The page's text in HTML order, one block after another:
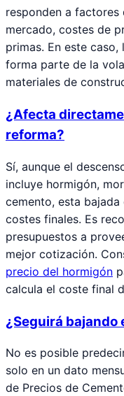
responden a
mercado, costes de
primas. En este caso,
forma parte de la
materiales de
¿Afecta
reforma?
Sí, aunque el
incluye hormigón,
cemento, esta
costes finales. Es
presupuestos a
mejor cotización.
precio del hormigón
calcula el coste final
¿Seguirá bajando
No es posible
solo en un dato
de Precios de